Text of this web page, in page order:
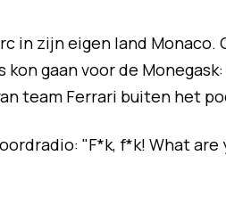
in zijn eigen land Monaco.
gaan voor de
team Ferrari buiten het
"F*k, f*k! What are